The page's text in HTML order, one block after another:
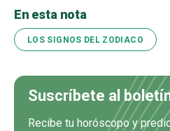
En esta nota
LOS SIGNOS DEL ZODIACO
Suscríbete al
Recibe tu horóscopo y